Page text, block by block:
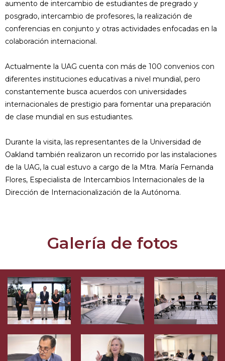
aumento de intercambio de estudiantes de pregrado y
posgrado, intercambio de profesores, la realización de
conferencias en conjunto y otras actividades enfocadas en la
colaboración internacional.
Actualmente la UAG cuenta con más de 100 convenios con
diferentes instituciones educativas a nivel mundial, pero
constantemente busca acuerdos con universidades
internacionales de prestigio para fomentar una preparación
de clase mundial en sus estudiantes.
Durante la visita, las representantes de la Universidad de
Oakland también realizaron un recorrido por las instalaciones
de la UAG, la cual estuvo a cargo de la Mtra. María Fernanda
Flores, Especialista de Intercambios Internacionales de la
Dirección de Internacionalización de la Autónoma.
Galería de fotos